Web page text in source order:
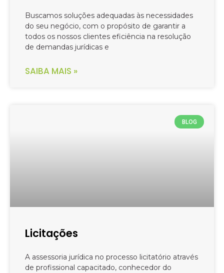
Buscamos soluções adequadas às necessidades
do seu negócio, com o propósito de garantir a
todos os nossos clientes eficiência na resolução
de demandas jurídicas e
SAIBA MAIS »
BLOG
Licitações
A assessoria jurídica no processo licitatório através
de profissional capacitado, conhecedor do